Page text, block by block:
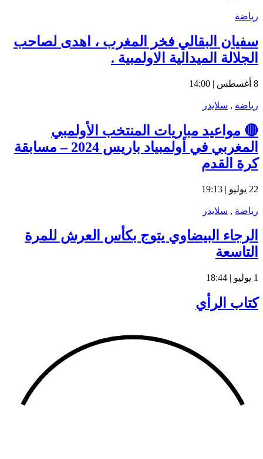
رياضة
سفيان البقالي فخر المغرب ، اهدى لصاحب
الجلالة الميدالية الاولمبية .
8 أغسطس | 14:00
رياضة , سلايدر
🔴 مواعيد مباريات المنتخب الأولمبي
المغربي في أولمبياد باريس 2024 – مسابقة
كرة القدم
22 يوليو | 19:13
رياضة , سلايدر
الرجاء البيضاوي يتوج بكأس العرش للمرة
التاسعة
1 يوليو | 18:44
كتاب الرأي